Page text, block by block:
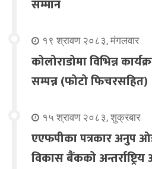
सम्मान
१९ श्रावण २०८३, मंगलवार
कोलोराडोमा विभिन्न
सम्पन्न (फोटो फिचरसहित)
१५ श्रावण २०८३, शुक्रबार
एएफपीका पत्रकार अनुप
विकास बैंकको अन्तर्राष्ट्रिय